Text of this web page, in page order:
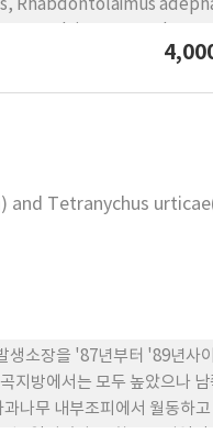
Rhabdontolaimus
기록종이다. 한편, 고산목
는 최대 127,535마리, 최소
and Tetranychus
생소장을 '87년부터 '89년사
지방에서는 모두 높았으나 남
나무 내부조피에서 월동하